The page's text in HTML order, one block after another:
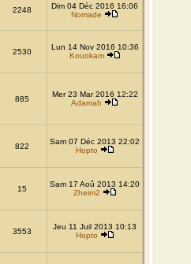
2248
Dim 04 Déc 2016 16:06
Nomade
2530
Lun 14 Nov 2016 10:36
Kouokam
885
Mer 23 Mar 2016 12:22
Adamah
822
Sam 07 Déc 2013 22:02
Hopto
15
Sam 17 Aoû 2013 14:20
Zheim2
3553
Jeu 11 Juil 2013 10:13
Hopto